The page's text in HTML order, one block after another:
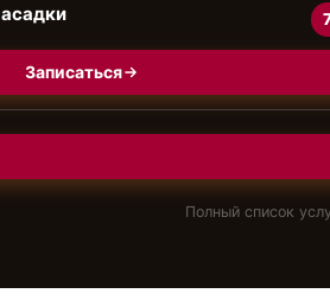
Записаться
Полный список